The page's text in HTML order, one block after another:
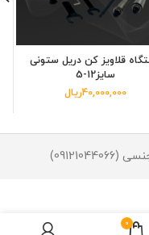
قلاویز کن دریل ستونی
سایز12-5
40,000,000ریال
سبد خرید
0